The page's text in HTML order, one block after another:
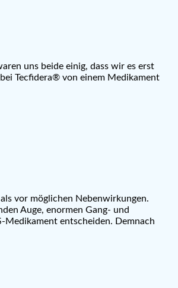
uns beide einig, dass wir es erst
Tecfidera® von einem Medikament
vor möglichen Nebenwirkungen.
Auge, enormen Gang- und
entscheiden. Demnach